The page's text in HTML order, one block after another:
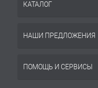
КАТАЛОГ
НАШИ ПРЕДЛОЖЕНИЯ
ПОМОЩЬ И СЕРВИСЫ